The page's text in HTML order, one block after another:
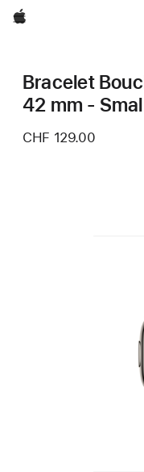
Apple
Bracelet
42 mm -
CHF 129.00